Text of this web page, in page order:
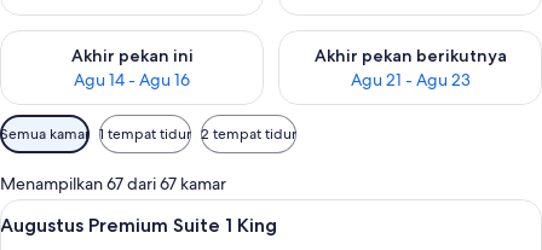
Akhir pekan ini
Agu 14 - Agu 16
Periksa ketersediaan untuk akhir pekan ini Agu 14 - Agu 16
Akhir pekan berikutnya
Agu 21 - Agu 23
Periksa ketersediaan untuk
Filter
tersedia
untuk
kamar
Semua kamar 1 tempat tidur 2 tempat tidur
Menampilkan 67 dari 67 kamar
Lihat
semua
Bantalan ekstra lembut, brankas,
3
Augustus Premium Suite 1 King